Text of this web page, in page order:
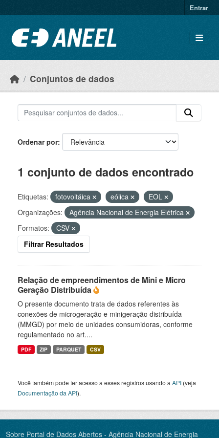
Entrar
Conjuntos de dados
Ordenar por
1 conjunto de dados encontrado
Etiquetas: fotovoltáica eólica
EOL
Organizações:
Agência Nacional de Energia Elétrica
Formatos:
CSV
Filtrar Resultados
Relação de empreendimentos de Mini e Micro
Geração Distribuída
O presente documento trata de dados referentes às
conexões de microgeração e minigeração distribuída
(MMGD) por meio de unidades consumidoras, conforme
regulamentado no art....
PDF ZIP PARQUET CSV
Você também pode ter acesso a esses registros usando a API (veja
Documentação da API).
Sobre Portal de Dados Abertos - Agência Nacional de Energia